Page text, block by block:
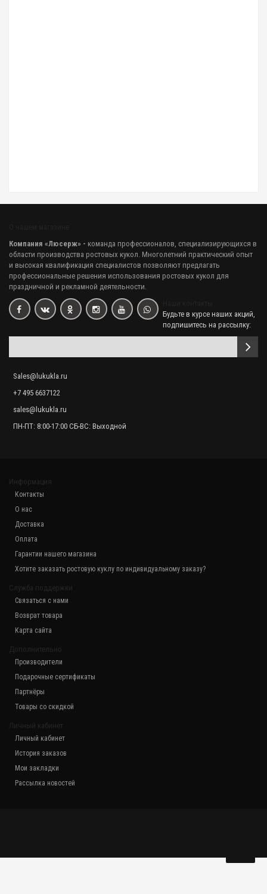
Ростовая кукла "Корова рыжая"
65 640.00 р.
Ростовая кукла "Корова"
64 680.00 р.
Ростовая кукла "Корова Борька"
Компания «Люсерж» - команда профессионалов, специализирующихся в
области производства ростовых кукол. Многолетний практический опыт
и высокая квалификация специалистов позволяют предлагать
профессиональные решения использования ростовых кукол для
праздничной и рекламной деятельности.
Будьте в курсе наших акций,
подпишитесь на рассылку:
Sales@lukukla.ru
+7 495 6637122
sales@lukukla.ru
ПН-ПТ: 8:00-17:00 СБ-ВС: Выходной
Информация
Контакты
О нас
Доставка
Оплата
Гарантии нашего магазина
Хотите заказать ростовую куклу по индивидуальному заказу?
Служба поддержки
Связаться с нами
Возврат товара
Карта сайта
Дополнительно
Производители
Подарочные сертификаты
Партнёры
Товары со скидкой
Личный кабинет
Личный кабинет
История заказов
Мои закладки
Рассылка новостей